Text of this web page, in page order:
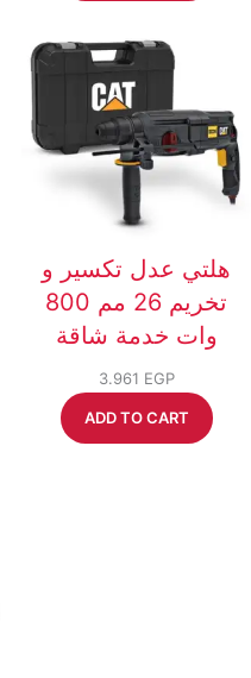
هلتي عدل تكسير و
تخريم 26 مم 800
وات خدمة شاقة
3.961 EGP
ADD TO CART